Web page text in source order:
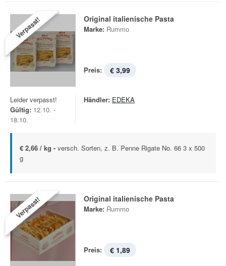
Verpasst! Original italienische Pasta
Marke: Rummo
Preis: € 3,99
Leider verpasst!
Gültig: 12.10. -
18.10.
Händler: EDEKA
€ 2,66 / kg - versch. Sorten, z. B. Penne Rigate No. 66 3 x 500
g
Verpasst! Original italienische Pasta
Marke: Rummo
Preis: € 1,89